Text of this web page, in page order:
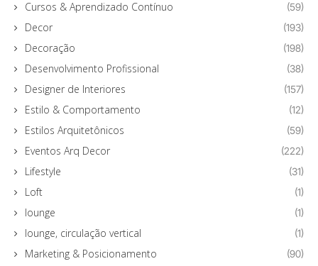
Cursos & Aprendizado Contínuo (59)
Decor (193)
Decoração (198)
Desenvolvimento Profissional (38)
Designer de Interiores (157)
Estilo & Comportamento (12)
Estilos Arquitetônicos (59)
Eventos Arq Decor (222)
Lifestyle (31)
Loft (1)
lounge (1)
lounge, circulação vertical (1)
Marketing & Posicionamento (90)